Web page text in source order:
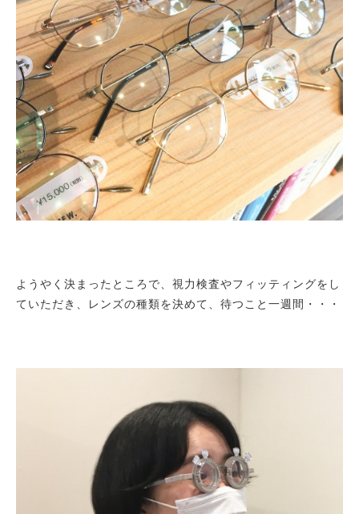
ようやく決まったところで、視力検査やフィッティングをし
ていただき、レンズの種類を決めて、待つこと一週間・・・